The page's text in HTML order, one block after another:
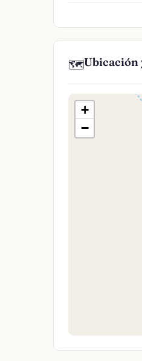
🗺️Ubicación
+
−